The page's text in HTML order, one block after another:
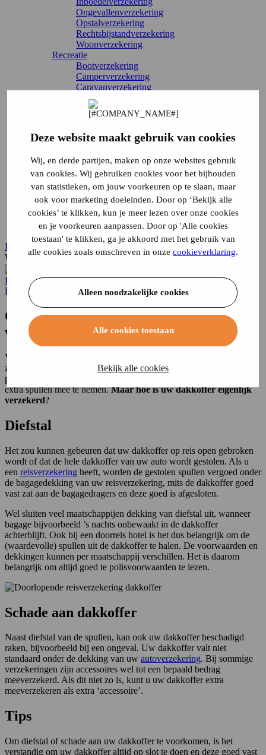
Deze website maakt gebruik van cookies
Wij, en derde partijen, maken op onze websites gebruik
van cookies. Wij gebruiken cookies voor het bijhouden
van statistieken, om jouw voorkeuren op te slaan, maar
ook voor marketing doeleinden. Door op ‘Bekijk alle
cookies’ te klikken, kun je meer lezen over onze cookies
en je voorkeuren aanpassen. Door op 'Alle cookies
toestaan' te klikken, ga je akkoord met het gebruik van
alle cookies zoals omschreven in onze cookieverklaring.
Alleen noodzakelijke cookies
Alle cookies toestaan
Bekijk alle cookies
Ongevallenverzekering
Opstalverzekering
Rechtsbijstandverzekering
Woonverzekering
Recreatie
Bootverzekering
Camperverzekering
Caravanverzekering
Chaletverzekering
Doorlopende reisverzekering
Recreatiewoning
Vakantiehuis
Alle verzekeringen
Direct regelen
Schade melden
Wijziging doorgeven
Verzekering annuleren
Inloggen
Service & contact
Inloggen
Waar ben je naar op zoek?
Home Doorlopende reisv… dakkoffer
Doorlopende reisv…
Op vakantie met een dakkoffer: is deze
verzekerd?
Veel mensen trekken er van de zomer met de auto op uit om van de
zon te genieten in landen als Duitsland, Italië en Frankrijk. Soms
past niet alle bagage in de auto en is er een dakkoffer nodig om de
extra spullen mee te nemen.Maar hoe is uw dakkoffer eigenlijk
verzekerd?
Diefstal
Het zou kunnen gebeuren dat uw dakkoffer op reis open gebroken
wordt of dat de hele dakkoffer van uw auto wordt gestolen. Als u
een reisverzekering heeft, worden de gestolen spullen vergoed onder
de bagagedekking van uw reisverzekering, mits de dakkoffer goed
vast zat aan de bagagedragers en deze goed is afgesloten.
Wel sluiten veel maatschappijen dekking van diefstal uit, wanneer
bagage bijvoorbeeld ’s nachts onbewaakt in de dakkoffer
achterblijft. Ook bij een doorreis hotel is het dus belangrijk om de
(waardevolle) spullen uit de dakkoffer te halen. De voorwaarden en
dekkingen kunnen per maatschappij verschillen. Het is daarom
belangrijk om altijd goed te polisvoorwaarden te lezen.
Schade aan dakkoffer
Naast diefstal van de spullen, kan ook uw dakkoffer beschadigd
raken, bijvoorbeeld bij een ongeval. Uw dakkoffer valt niet
standaard onder de dekking van uw autoverzekering. Bij sommige
verzekeringen zijn accessoires wel tot een bepaald bedrag
meeverzekerd. Als dit niet zo is, kunt u uw dakkoffer extra
meeverzekeren als extra ‘accessoire’.
Tips
Om diefstal of schade aan uw dakkoffer te voorkomen, is het
verstandig om uw dakkoffer altijd op slot te doen en deze goed vast